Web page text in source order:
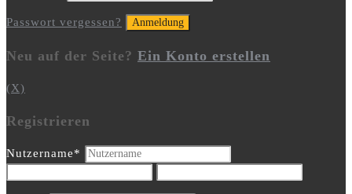
Passwort vergessen?
Neu auf der Seite? Ein Konto erstellen
(X)
Registrieren
Nutzername*